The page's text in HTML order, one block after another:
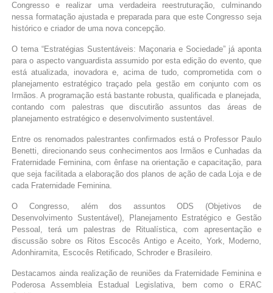
Congresso e realizar uma verdadeira reestruturação, culminando
nessa formatação ajustada e preparada para que este Congresso seja
histórico e criador de uma nova concepção.
O tema “Estratégias Sustentáveis: Maçonaria e Sociedade” já aponta
para o aspecto vanguardista assumido por esta edição do evento, que
está atualizada, inovadora e, acima de tudo, comprometida com o
planejamento estratégico traçado pela gestão em conjunto com os
Irmãos. A programação está bastante robusta, qualificada e planejada,
contando com palestras que discutirão assuntos das áreas de
planejamento estratégico e desenvolvimento sustentável.
Entre os renomados palestrantes confirmados está o Professor Paulo
Benetti, direcionando seus conhecimentos aos Irmãos e Cunhadas da
Fraternidade Feminina, com ênfase na orientação e capacitação, para
que seja facilitada a elaboração dos planos de ação de cada Loja e de
cada Fraternidade Feminina.
O Congresso, além dos assuntos ODS (Objetivos de
Desenvolvimento Sustentável), Planejamento Estratégico e Gestão
Pessoal, terá um palestras de Ritualística, com apresentação e
discussão sobre os Ritos Escocês Antigo e Aceito, York, Moderno,
Adonhiramita, Escocês Retificado, Schroder e Brasileiro.
Destacamos ainda realização de reuniões da Fraternidade Feminina e
Poderosa Assembleia Estadual Legislativa, bem como o ERAC